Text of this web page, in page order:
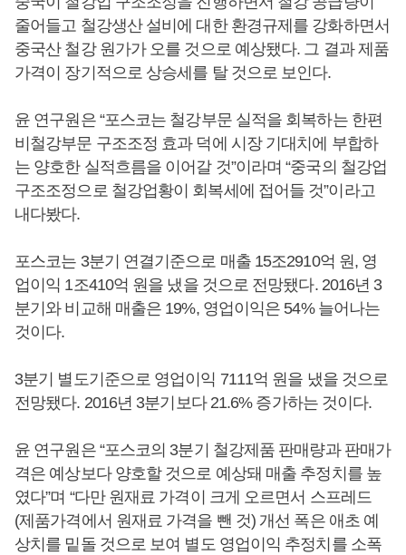
줄어들고 철강생산 설비에 대한 환경규제를 강화하면서
중국산 철강 원가가 오를 것으로 예상됐다. 그 결과 제품
가격이 장기적으로 상승세를 탈 것으로 보인다.
윤 연구원은 “포스코는 철강부문 실적을 회복하는 한편
비철강부문 구조조정 효과 덕에 시장 기대치에 부합하
는 양호한 실적흐름을 이어갈 것”이라며 “중국의 철강업
구조조정으로 철강업황이 회복세에 접어들 것”이라고
내다봤다.
포스코는 3분기 연결기준으로 매출 15조2910억 원, 영
업이익 1조410억 원을 냈을 것으로 전망됐다. 2016년 3
분기와 비교해 매출은 19%, 영업이익은 54% 늘어나는
것이다.
3분기 별도기준으로 영업이익 7111억 원을 냈을 것으로
전망됐다. 2016년 3분기보다 21.6% 증가하는 것이다.
윤 연구원은 “포스코의 3분기 철강제품 판매량과 판매가
격은 예상보다 양호할 것으로 예상돼 매출 추정치를 높
였다”며 “다만 원재료 가격이 크게 오르면서 스프레드
(제품가격에서 원재료 가격을 뺀 것) 개선 폭은 애초 예
상치를 밑돌 것으로 보여 별도 영업이익 추정치를 소폭